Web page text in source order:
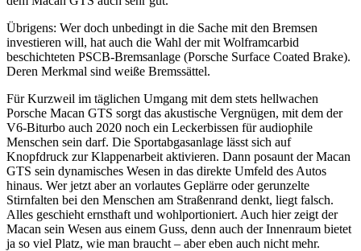
Übrigens: Wer doch unbedingt in die Sache mit den Bremsen
investieren will, hat auch die Wahl der mit Wolframcarbid
beschichteten PSCB-Bremsanlage (Porsche Surface Coated Brake).
Deren Merkmal sind weiße Bremssättel.
Für Kurzweil im täglichen Umgang mit dem stets hellwachen
Porsche Macan GTS sorgt das akustische Vergnügen, mit dem der
V6-Biturbo auch 2020 noch ein Leckerbissen für audiophile
Menschen sein darf. Die Sportabgasanlage lässt sich auf
Knopfdruck zur Klappenarbeit aktivieren. Dann posaunt der Macan
GTS sein dynamisches Wesen in das direkte Umfeld des Autos
hinaus. Wer jetzt aber an vorlautes Geplärre oder gerunzelte
Stirnfalten bei den Menschen am Straßenrand denkt, liegt falsch.
Alles geschieht ernsthaft und wohlportioniert. Auch hier zeigt der
Macan sein Wesen aus einem Guss, denn auch der Innenraum bietet
ja so viel Platz, wie man braucht – aber eben auch nicht mehr.